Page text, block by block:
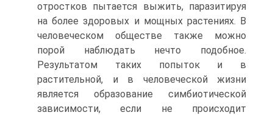
отростков пытается выжить, паразитируя
на более здоровых и мощных растениях. В
человеческом обществе также можно
порой наблюдать нечто подобное.
Результатом таких попыток и в
растительной, и в человеческой жизни
является образование симбиотической
зависимости, если не происходит